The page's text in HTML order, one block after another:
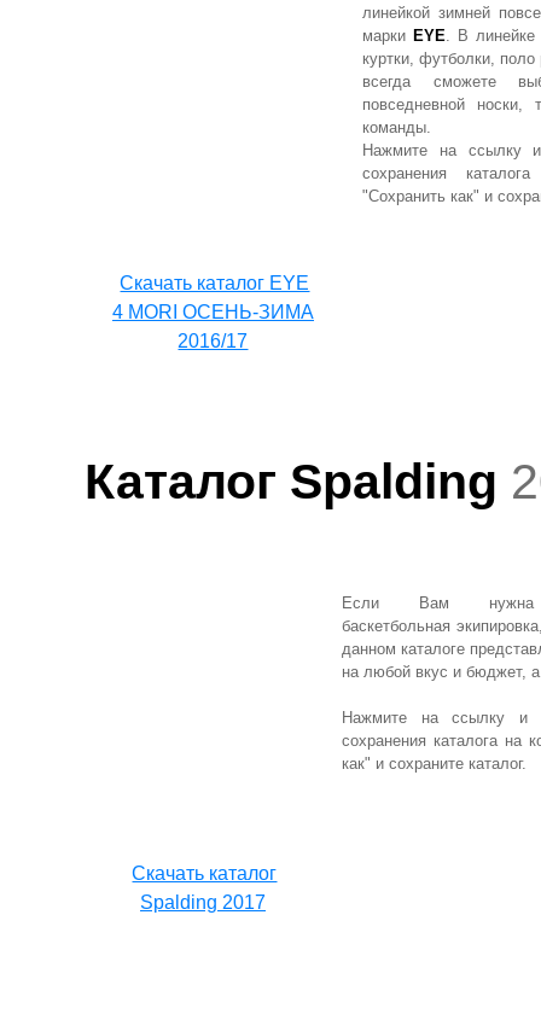
линейкой зимней
марки EYE. В линейке
куртки, футболки,
всегда сможете
повседневной
команды.
Нажмите на ссылку
сохранения
"Сохранить как" и
Cкачать каталог EYE
4 MORI ОСЕНЬ-ЗИМА
2016/17
Каталог Spalding
Если Вам нужна
баскетбольная
данном каталоге
на любой вкус и бюджет,
Нажмите на ссылку и
сохранения каталога на
как" и сохраните каталог.
Cкачать каталог
Spalding 2017